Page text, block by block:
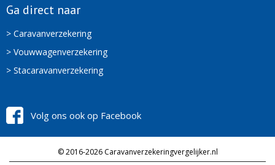
Ga direct naar
> Caravanverzekering
> Vouwwagenverzekering
> Stacaravanverzekering
Volg ons ook op Facebook
© 2016-2026 Caravanverzekeringvergelijker.nl